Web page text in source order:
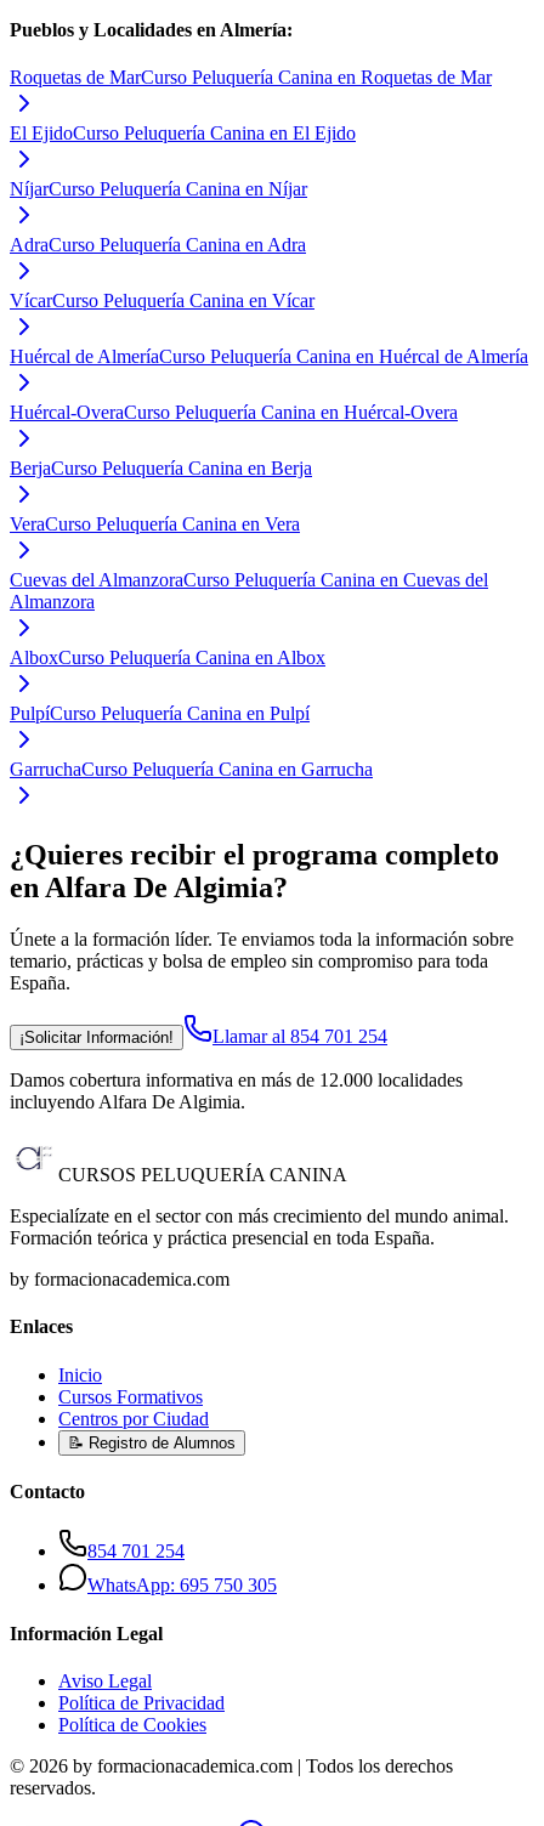
Pueblos y Localidades en Almería:
Roquetas de MarCurso Peluquería Canina en Roquetas de Mar
El EjidoCurso Peluquería Canina en El Ejido
NíjarCurso Peluquería Canina en Níjar
AdraCurso Peluquería Canina en Adra
VícarCurso Peluquería Canina en Vícar
Huércal de AlmeríaCurso Peluquería Canina en Huércal de Almería
Huércal-OveraCurso Peluquería Canina en Huércal-Overa
BerjaCurso Peluquería Canina en Berja
VeraCurso Peluquería Canina en Vera
Cuevas del AlmanzoraCurso Peluquería Canina en Cuevas del
Almanzora
AlboxCurso Peluquería Canina en Albox
PulpíCurso Peluquería Canina en Pulpí
GarruchaCurso Peluquería Canina en Garrucha
¿Quieres recibir el programa completo
en Alfara De Algimia?
Únete a la formación líder. Te enviamos toda la información sobre
temario, prácticas y bolsa de empleo sin compromiso para toda
España.
¡Solicitar Información! Llamar al 854 701 254
Damos cobertura informativa en más de 12.000 localidades
incluyendo Alfara De Algimia.
CURSOS PELUQUERÍA CANINA
Especialízate en el sector con más crecimiento del mundo animal.
Formación teórica y práctica presencial en toda España.
by formacionacademica.com
Enlaces
Inicio
Cursos Formativos
Centros por Ciudad
📝 Registro de Alumnos
Contacto
854 701 254
WhatsApp: 695 750 305
Información Legal
Aviso Legal
Política de Privacidad
Política de Cookies
© 2026 by formacionacademica.com | Todos los derechos
reservados.